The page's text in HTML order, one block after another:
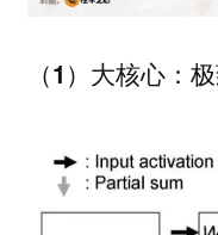
（1）大核心：